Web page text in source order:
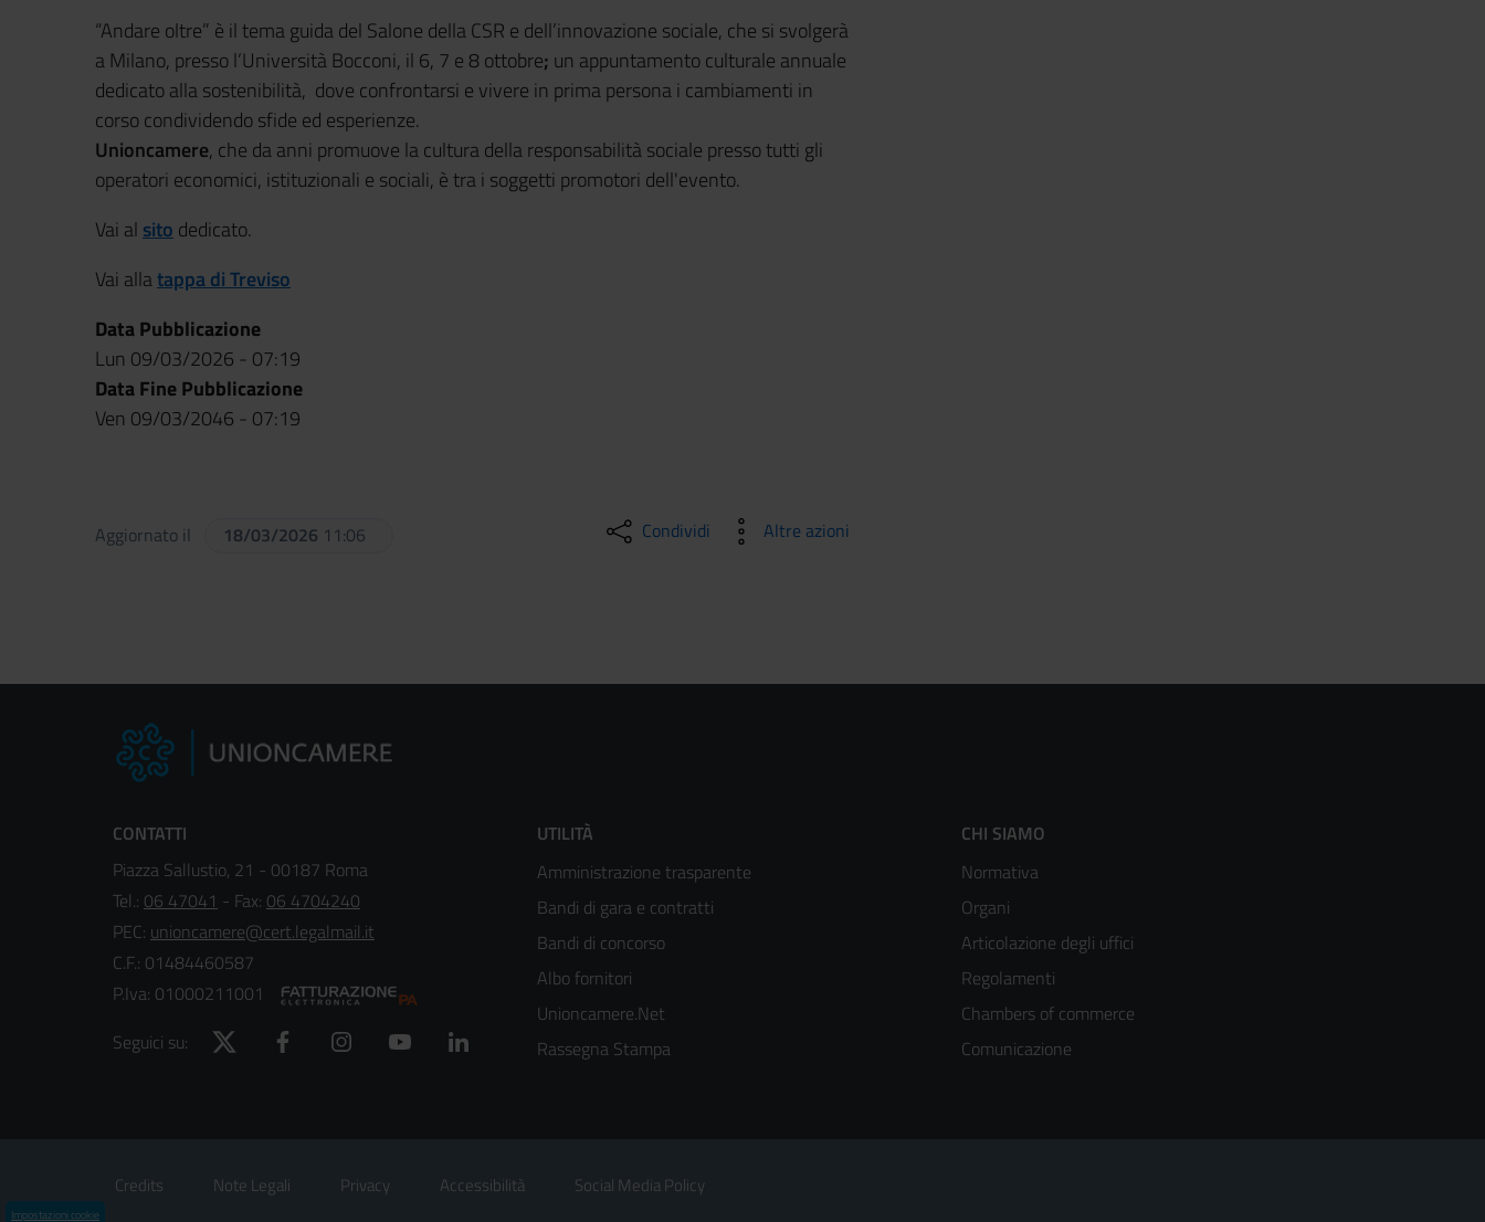
“Andare oltre” è il tema guida del Salone della CSR e dell’innovazione sociale, che si svolgerà
a Milano, presso l’Università Bocconi, il 6, 7 e 8 ottobre; un appuntamento culturale annuale
dedicato alla sostenibilità, dove confrontarsi e vivere in prima persona i cambiamenti in
corso condividendo sfide ed esperienze.
Unioncamere, che da anni promuove la cultura della responsabilità sociale presso tutti gli
operatori economici, istituzionali e sociali, è tra i soggetti promotori dell'evento.
Vai al sito dedicato.
Vai allatappa di Treviso
Data Pubblicazione
Lun 09/03/2026 - 07:19
Data Fine Pubblicazione
Ven 09/03/2046 - 07:19
Aggiornato il 18/03/2026 11:06 Condividi Altre azioni
CONTATTI
Piazza Sallustio, 21 - 00187 Roma
Tel.: 06 47041 - Fax: 06 4704240
PEC: unioncamere@cert.legalmail.it
C.F.: 01484460587
P.Iva: 01000211001
Seguici su:
Twitter Facebook Instagram YouTube
Footer
menù
colonna
2
UTILITÀ
Amministrazione trasparente
Bandi di gara e contratti
Bandi di concorso
Albo fornitori
Unioncamere.Net
Rassegna Stampa
Footer
menù
colonna
3
CHI SIAMO
Normativa
Organi
Articolazione degli uffici
Regolamenti
Chambers of commerce
Comunicazione
Footer
Credits Note Legali Privacy Accessibilità Social Media Policy
Impostazioni cookie